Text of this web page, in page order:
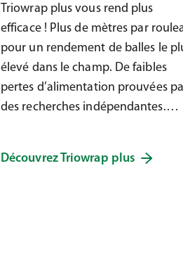
Triowrap plus vous rend plus
efficace ! Plus de mètres par
pour un rendement de balles le
élevé dans le champ. De faibles
pertes d’alimentation prouvées
des recherches indépendantes.
Découvrez Triowrap plus